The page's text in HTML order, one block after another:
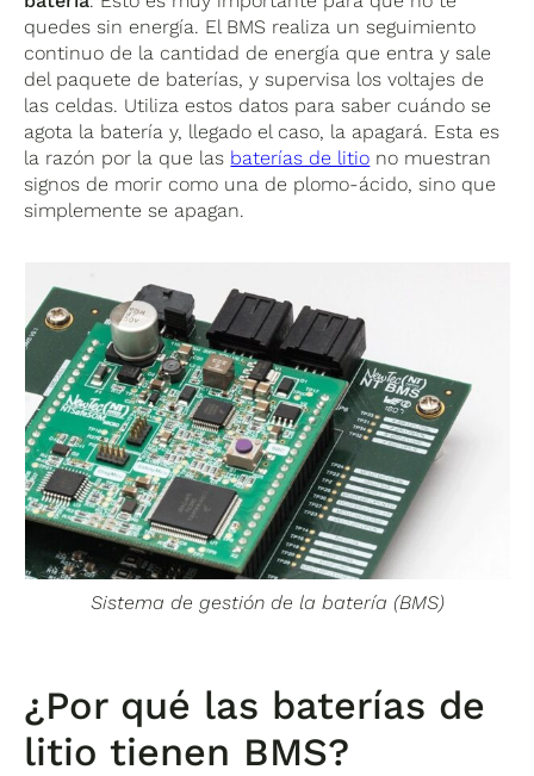
quedes sin energía. El BMS realiza un seguimiento
continuo de la cantidad de energía que entra y sale
del paquete de baterías, y supervisa los voltajes de
las celdas. Utiliza estos datos para saber cuándo se
agota la batería y, llegado el caso, la apagará. Esta es
la razón por la que las baterías de litio no muestran
signos de morir como una de plomo-ácido, sino que
simplemente se apagan.
Sistema de gestión de la batería (BMS)
¿Por qué las baterías de
litio tienen BMS?